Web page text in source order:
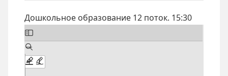
Дошкольное образование 12 поток. 15:30